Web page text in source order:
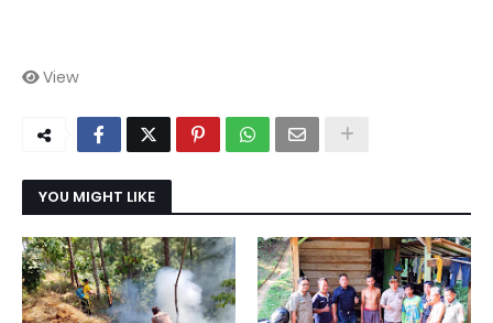
View
YOU MIGHT LIKE